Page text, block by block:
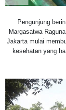
Pengunjung
Margasatwa
Jakarta mulai
kesehatan yang